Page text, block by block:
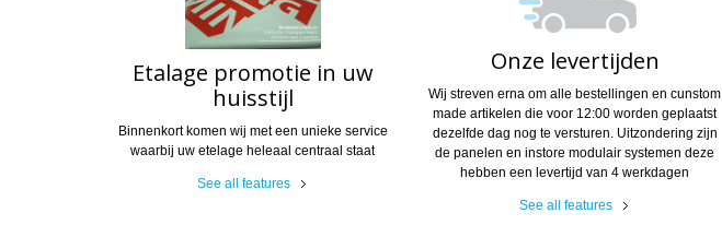
Etalage promotie in uw
huisstijl
Binnenkort komen wij met een unieke service
waarbij uw etelage heleaal centraal staat
See all features
Onze levertijden
Wij streven erna om alle bestellingen en cunstom
made artikelen die voor 12:00 worden geplaatst
dezelfde dag nog te versturen. Uitzondering zijn
de panelen en instore modulair systemen deze
hebben een levertijd van 4 werkdagen
See all features